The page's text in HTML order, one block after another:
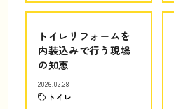
トイレリフォームを
内装込みで行う現場
の知恵
2026.02.28
トイレ